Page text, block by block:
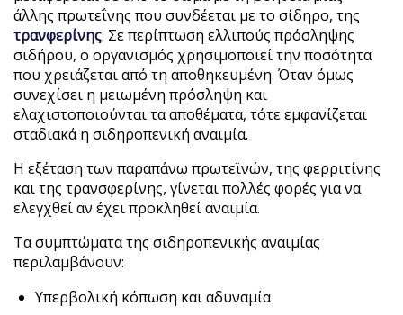
άλλης πρωτεΐνης που συνδέεται με το σίδηρο, της
τρανφερίνης. Σε περίπτωση ελλιπούς πρόσληψης
σιδήρου, ο οργανισμός χρησιμοποιεί την ποσότητα
που χρειάζεται από τη αποθηκευμένη. Όταν όμως
συνεχίσει η μειωμένη πρόσληψη και
ελαχιστοποιούνται τα αποθέματα, τότε εμφανίζεται
σταδιακά η σιδηροπενική αναιμία.
Η εξέταση των παραπάνω πρωτεϊνών, της φερριτίνης
και της τρανσφερίνης, γίνεται πολλές φορές για να
ελεγχθεί αν έχει προκληθεί αναιμία.
Τα συμπτώματα της σιδηροπενικής αναιμίας
περιλαμβάνουν:
Υπερβολική κόπωση και αδυναμία